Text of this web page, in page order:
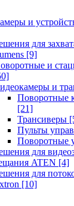
и
для
[9]
и
и
Поворотные
[21]
Трансиверы
Пульты
Поворотные
для
ATEN [4]
для
[10]